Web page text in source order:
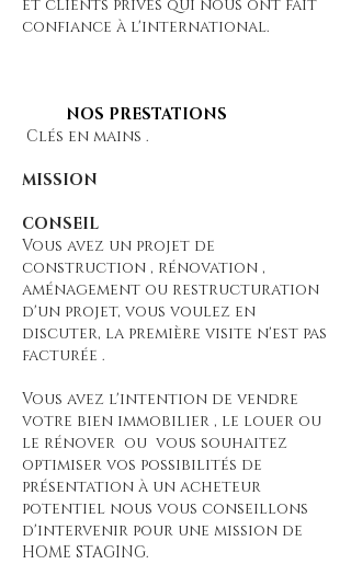
et clients privés qui nous ont fait
confiance à l'international.
NOS PRESTATIONS
Clés en mains .
MISSION
CONSEIL
Vous avez un projet de
construction , rénovation ,
aménagement ou restructuration
d'un projet, vous voulez en
discuter, la première visite n'est pas
facturée .
Vous avez l'intention de vendre
votre bien immobilier , le louer ou
le rénover ou vous souhaitez
optimiser vos possibilités de
présentation à un acheteur
potentiel nous vous conseillons
d'intervenir pour une mission de
HOME STAGING.